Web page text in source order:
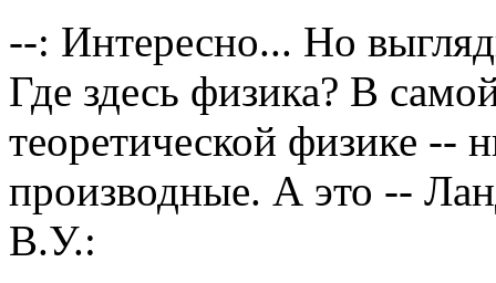
--: Интересно... Но
Где здесь физика? В
теоретической физике --
производные. А это --
В.У.: